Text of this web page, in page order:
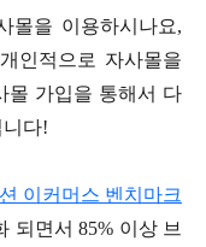
몰을 이용하시나요,
인적으로 자사몰을
몰 가입을 통해서 다
다!
이커머스 벤치마크
되면서 85% 이상 브